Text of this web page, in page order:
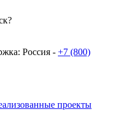
Россия - +7 (800)
проекты